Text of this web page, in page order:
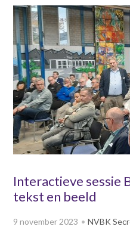
J
u
m
p
t
o
n
a
v
i
g
o
J
Interactieve sessie
tekst en beeld
9 november 2023 NVBK